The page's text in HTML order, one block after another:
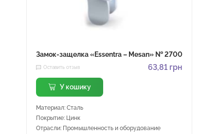
Замок-защелка «Essentra – Mesan» № 2700
Оставить отзыв 63,81 грн
У кошику
Материал: Сталь
Покрытие: Цинк
Отрасли: Промышленность и оборудование